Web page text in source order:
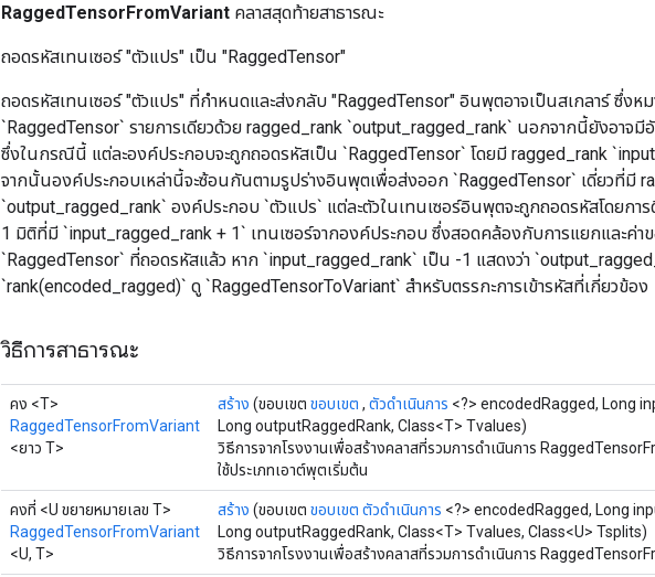
RaggedTensorFromVariant คลาสสุดท้ายสาธารณะ
ถอดรหัสเทนเซอร์ "ตัวแปร" เป็น "RaggedTensor"
ถอดรหัสเทนเซอร์ "ตัวแปร" ที่กำหนดและส่งกลับ "RaggedTensor" อินพุตอาจเป็นสเกลาร์ ซึ่งหมา
`RaggedTensor` รายการเดียวด้วย ragged_rank `output_ragged_rank` นอกจากนี้ยังอาจมี
ซึ่งในกรณีนี้ แต่ละองค์ประกอบจะถูกถอดรหัสเป็น `RaggedTensor` โดยมี ragged_rank
จากนั้นองค์ประกอบเหล่านี้จะซ้อนกันตามรูปร่างอินพุตเพื่อส่งออก `RaggedTensor` เดี่ยวที่มี
`output_ragged_rank` องค์ประกอบ `ตัวแปร` แต่ละตัวในเทนเซอร์อินพุตจะถูกถอดรหัสโดยการ
1 มิติที่มี `input_ragged_rank + 1` เทนเซอร์จากองค์ประกอบ ซึ่งสอดคล้องกับการแยกและค่า
`RaggedTensor` ที่ถอดรหัสแล้ว หาก `input_ragged_rank` เป็น -1 แสดงว่า
`rank(encoded_ragged)` ดู `RaggedTensorToVariant` สำหรับตรรกะการเข้ารหัสที่เกี่ยวข้อง
วิธีการสาธารณะ
คง <T>
RaggedTensorFromVariant
<ยาว T>
สร้าง (ขอบเขต ขอบเขต , ตัวดำเนินการ <?> encodedRagged, Long
Long outputRaggedRank, Class<T> Tvalues)
วิธีการจากโรงงานเพื่อสร้างคลาสที่รวมการดำเนินการ
ใช้ประเภทเอาต์พุตเริ่มต้น
คงที่ <U ขยายหมายเลข T>
RaggedTensorFromVariant
<U, T>
สร้าง (ขอบเขต ขอบเขต ตัวดำเนินการ <?> encodedRagged, Long
Long outputRaggedRank, Class<T> Tvalues, Class<U> Tsplits)
วิธีการจากโรงงานเพื่อสร้างคลาสที่รวมการดำเนินการ